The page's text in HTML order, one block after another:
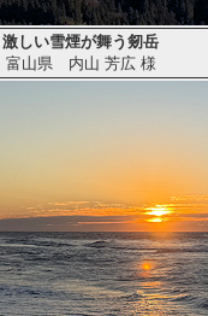
激しい雪煙が舞う剱岳
富山県内山 芳広 様